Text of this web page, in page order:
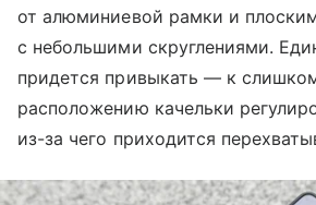
от алюминиевой рамки и
с небольшими скруглениями.
придется привыкать — к
расположению качельки
из-за чего приходится